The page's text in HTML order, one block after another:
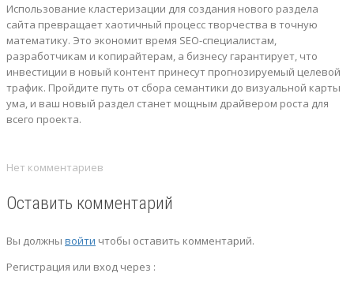
Использование кластеризации для создания нового раздела
сайта превращает хаотичный процесс творчества в точную
математику. Это экономит время SEO-специалистам,
разработчикам и копирайтерам, а бизнесу гарантирует, что
инвестиции в новый контент принесут прогнозируемый целевой
трафик. Пройдите путь от сбора семантики до визуальной карты
ума, и ваш новый раздел станет мощным драйвером роста для
всего проекта.
Нет комментариев
Оставить комментарий
Вы должны войти чтобы оставить комментарий.
Регистрация или вход через :